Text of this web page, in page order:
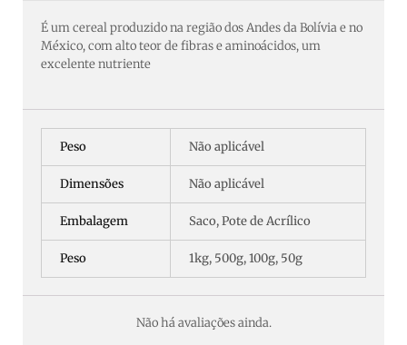
É um cereal produzido na região dos Andes da Bolívia e no
México, com alto teor de fibras e aminoácidos, um
excelente nutriente
Peso Não aplicável
Dimensões Não aplicável
Embalagem Saco, Pote de Acrílico
Peso 1kg, 500g, 100g, 50g
Não há avaliações ainda.